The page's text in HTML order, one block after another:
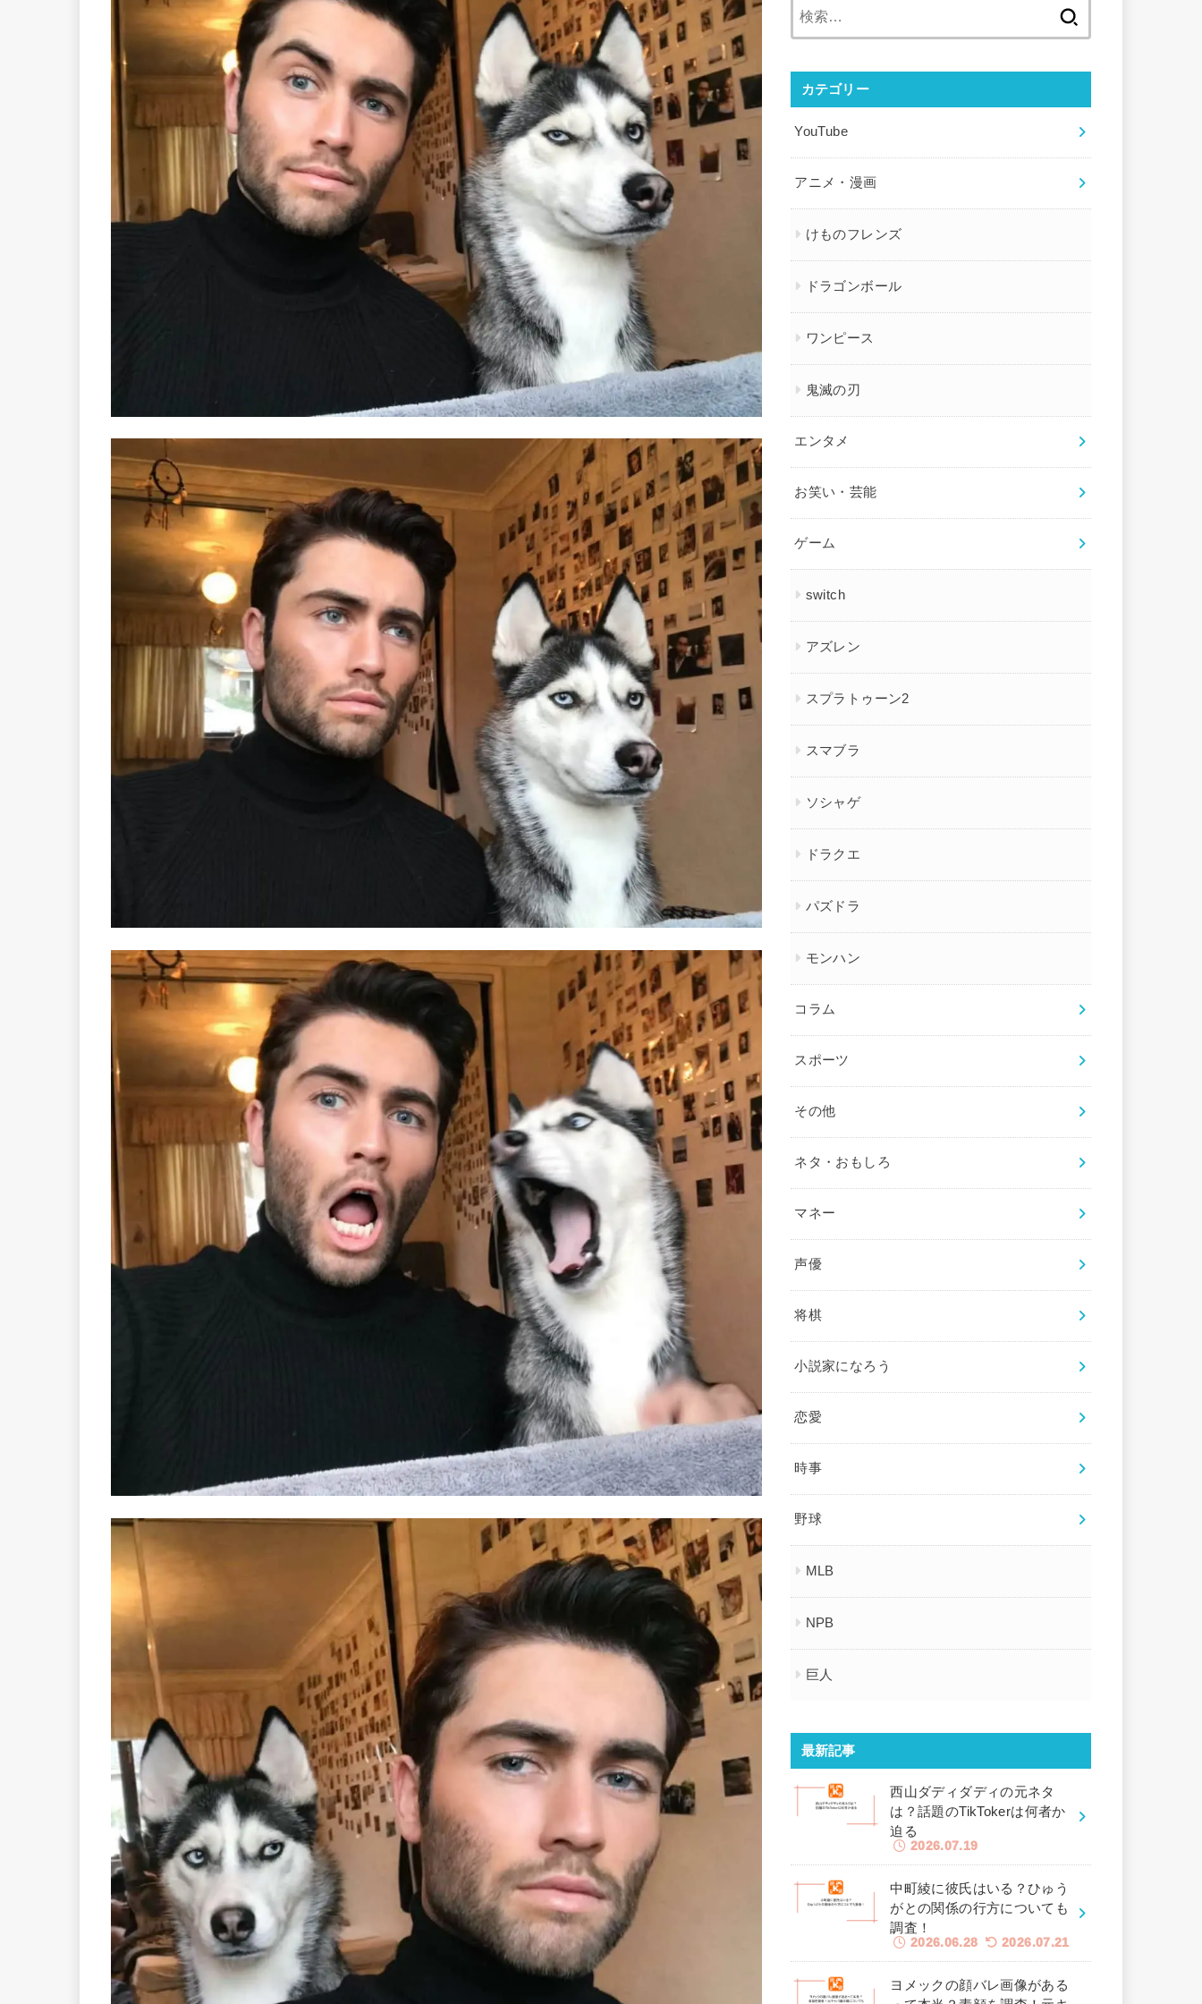
カテゴリー
YouTube
アニメ・漫画
けものフレンズ
ドラゴンボール
ワンピース
鬼滅の刃
エンタメ
お笑い・芸能
ゲーム
switch
アズレン
スプラトゥーン2
スマブラ
ソシャゲ
ドラクエ
パズドラ
モンハン
コラム
スポーツ
その他
ネタ・おもしろ
マネー
声優
将棋
小説家になろう
恋愛
時事
野球
MLB
NPB
巨人
最新記事
西山ダディダディの元ネタ
は？話題のTikTokerは何者か
迫る
2026.07.19
中町綾に彼氏はいる？ひゅう
がとの関係の行方についても
調査！
2026.06.28 2026.07.21
ヨメックの顔バレ画像がある